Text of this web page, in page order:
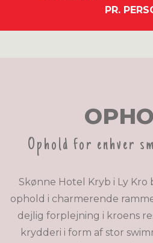
PR.
Ophold for enhver
Skønne Hotel Kryb i Ly Kro
ophold i charmerende
dejlig forplejning i kroens
krydderi i form af stor